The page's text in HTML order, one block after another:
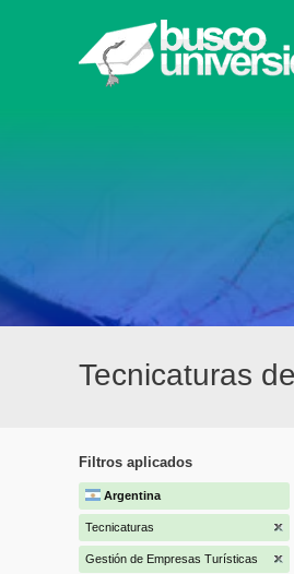
Tecnicaturas
Filtros aplicados
Argentina
Tecnicaturas
Gestión de Empresas Turísticas